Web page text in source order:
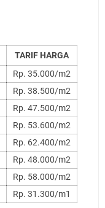
TARIF HARGA
Rp. 35.000/m2
Rp. 38.500/m2
Rp. 47.500/m2
Rp. 53.600/m2
Rp. 62.400/m2
Rp. 48.000/m2
Rp. 58.000/m2
Rp. 31.300/m1